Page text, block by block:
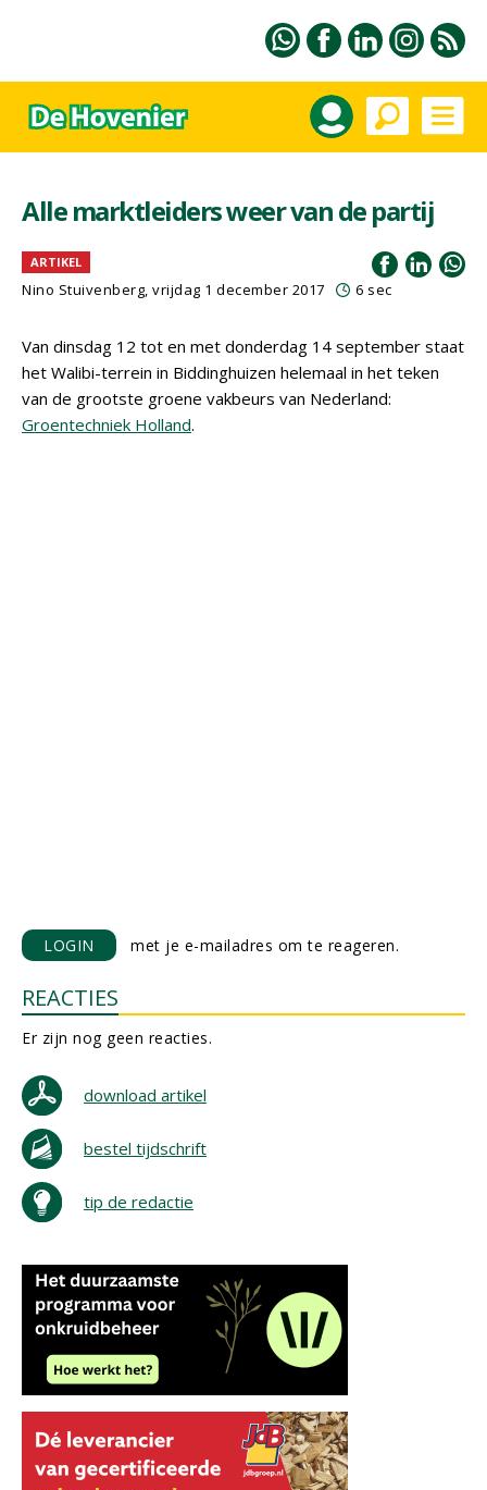
Alle marktleiders weer van de partij
ARTIKEL
Nino Stuivenberg, vrijdag 1 december 2017 6 sec
Van dinsdag 12 tot en met donderdag 14 september staat
het Walibi-terrein in Biddinghuizen helemaal in het teken
van de grootste groene vakbeurs van Nederland:
Groentechniek Holland.
LOGIN met je e-mailadres om te reageren.
REACTIES
Er zijn nog geen reacties.
download artikel
bestel tijdschrift
tip de redactie